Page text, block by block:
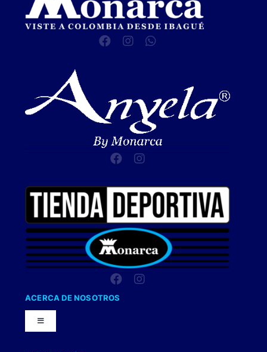
ACERCA DE NOSOTROS
Toggle
Navigation